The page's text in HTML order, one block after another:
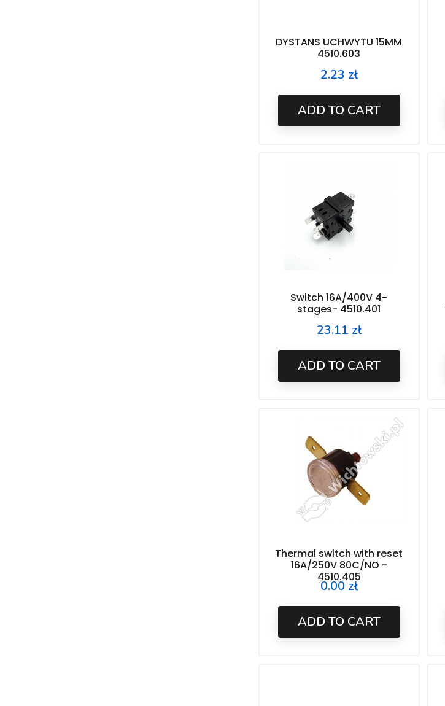
DYSTANS UCHWYTU 15MM
4510.603
Price
2.23 zł
ADD TO CART
Switch 16A/400V 4-
stages- 4510.401
Price
23.11 zł
ADD TO CART
Thermal switch with reset
16A/250V 80C/NO -
4510.405
Price
0.00 zł
ADD TO CART